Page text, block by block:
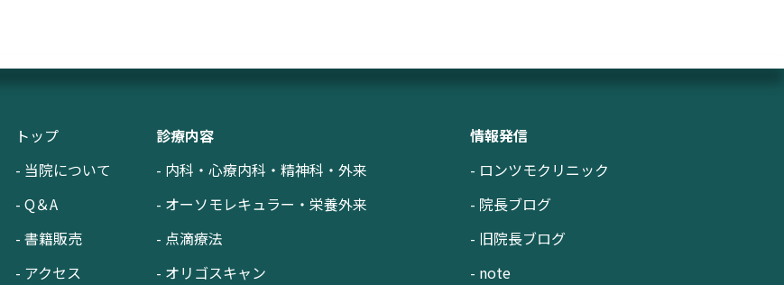
トップ
- 当院について
- Q＆A
- 書籍販売
- アクセス
診療内容
- 内科・心療内科・精神科・外来
- オーソモレキュラー・栄養外来
- 点滴療法
- オリゴスキャン
情報発信
- ロンツモクリニック
- 院長ブログ
- 旧院長ブログ
- note